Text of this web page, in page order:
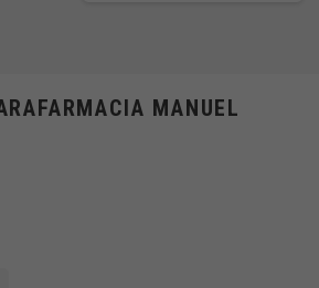
MANUEL